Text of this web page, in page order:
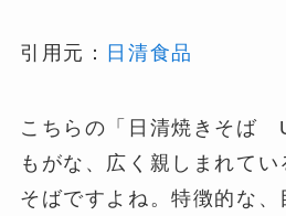
引用元： 日清食品
こちらの「日清焼きそば
もがな、広く親しまれてい
そばですよね。特徴的な、